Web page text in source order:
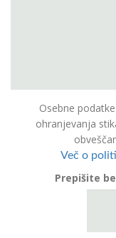
Osebne
ohranjevanja
Več o
Prepišite